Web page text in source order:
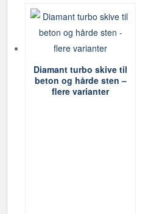
Diamant turbo skive til
beton og hårde sten –
flere varianter